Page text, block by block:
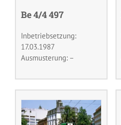
Be 4/4 497
Inbetriebsetzung:
17.03.1987
Ausmusterung: –